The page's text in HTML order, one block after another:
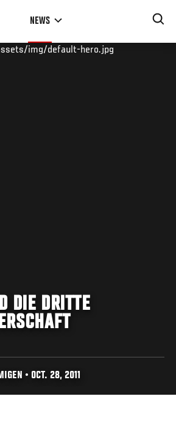
NEWS
img/default-hero.jpg
DIE DRITTE
• OCT. 28, 2011